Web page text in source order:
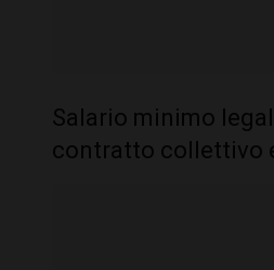
Salario minimo
contratto collettivo